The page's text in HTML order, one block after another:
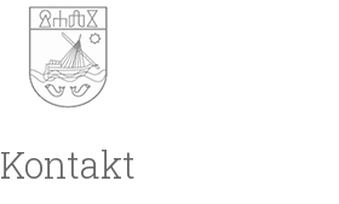
Kontakt